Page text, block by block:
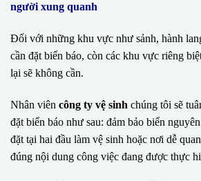
người xung quanh
Đối với những khu vực như sảnh, hành
cần đặt biển báo, còn các khu vực riêng
lại sẽ không cần.
Nhân viên công ty vệ sinh chúng tôi sẽ
đặt biển báo như sau: đảm bảo biển
đặt tại hai đầu làm vệ sinh hoặc nơi dễ
đúng nội dung công việc đang được thực